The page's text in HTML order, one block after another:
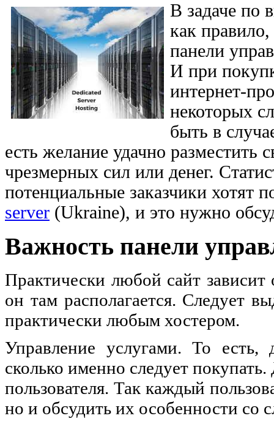
В задаче по
как
панели
И при
интернет-
некоторых
быть в
есть желание удачно разместить
чрезмерных сил или денег.
потенциальные заказчики хотят
server (Ukraine), и это нужно
Важность панели
Практически любой сайт зависит
он там располагается. Следует
практически любым хостером.
Управление услугами. То есть,
сколько именно следует
пользователя. Так каждый
но и обсудить их особенности со